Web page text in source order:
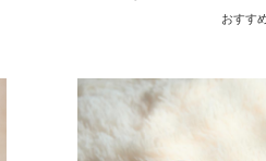
おすす